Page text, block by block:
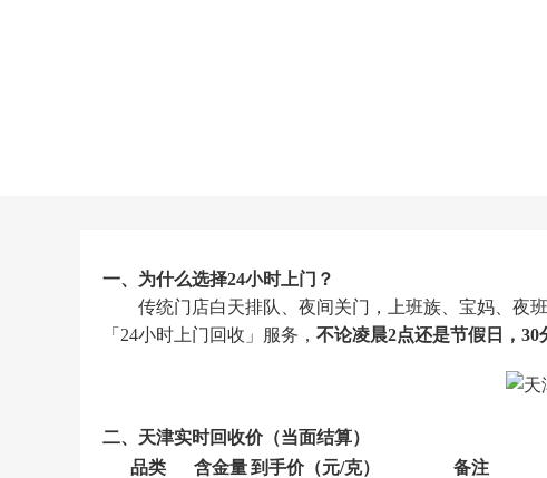
一、为什么选择24小时上门？
传统门店白天排队、夜间关门，上班族、宝妈、夜班
「24小时上门回收」服务， 不论凌晨2点还是节假日，30
二、天津实时回收价（当面结算）
品类
含金量到手价（元/克）
备注